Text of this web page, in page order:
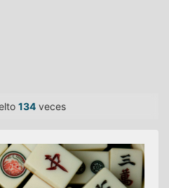
134 veces